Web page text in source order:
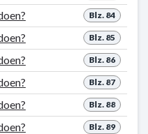
Blz. 84
Blz. 85
Blz. 86
Blz. 87
Blz. 88
Blz. 89